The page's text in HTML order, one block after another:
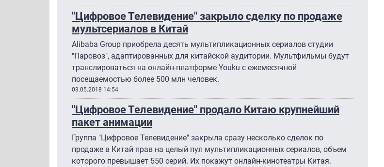
"Цифровое Телевидение" закрыло сделку по продаже
мультсериалов в Китай
Alibaba Group приобрела десять мультипликационных сериалов студии
"Паровоз", адаптированных для китайской аудитории. Мультфильмы будут
транслироваться на онлайн-платформе Youku с ежемесячной
посещаемостью более 500 млн человек.
03.05.2018 14:54
"Цифровое Телевидение" продало Китаю крупнейший
пакет анимации
Группа "Цифровое Телевидение" закрыла сразу несколько сделок по
продаже в Китай прав на целый пул мультипликационных сериалов, объем
которого превышает 550 серий. Их покажут онлайн-кинотеатры Китая.